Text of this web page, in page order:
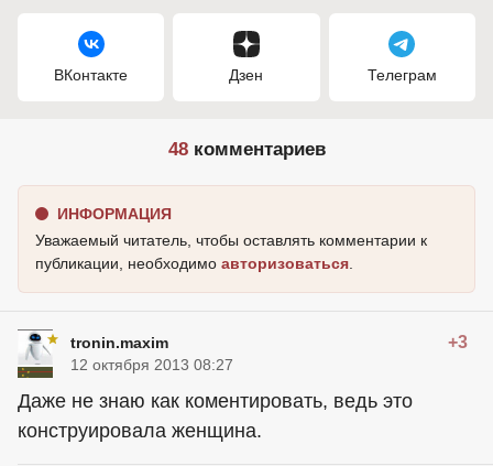
ВКонтакте Дзен Телеграм
48комментариев
ИНФОРМАЦИЯ
Уважаемый читатель, чтобы оставлять комментарии к
публикации, необходимо авторизоваться
tronin.maxim +3
12 октября 2013 08:27
Даже не знаю как коментировать, ведь это
конструировала женщина.